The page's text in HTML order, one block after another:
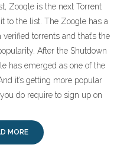
Zooqle is the next Torrent
to the list. The Zoogle has a
torrents and that’s the
After the Shutdown
has emerged as one of the
it’s getting more popular
do require to sign up on
MORE